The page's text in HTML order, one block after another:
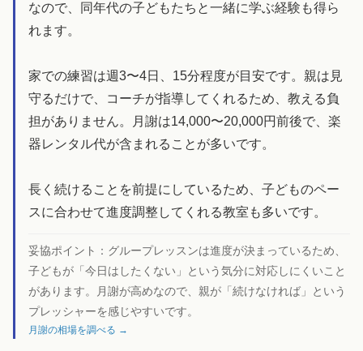
なので、同年代の子どもたちと一緒に学ぶ経験も得ら
れます。
家での練習は週3〜4日、15分程度が目安です。親は見
守るだけで、コーチが指導してくれるため、教える負
担がありません。月謝は14,000〜20,000円前後で、楽
器レンタル代が含まれることが多いです。
長く続けることを前提にしているため、子どものペー
スに合わせて進度調整してくれる教室も多いです。
妥協ポイント： グループレッスンは進度が決まっているため、
子どもが「今日はしたくない」という気分に対応しにくいこと
があります。月謝が高めなので、親が「続けなければ」という
プレッシャーを感じやすいです。
月謝の相場を調べる →